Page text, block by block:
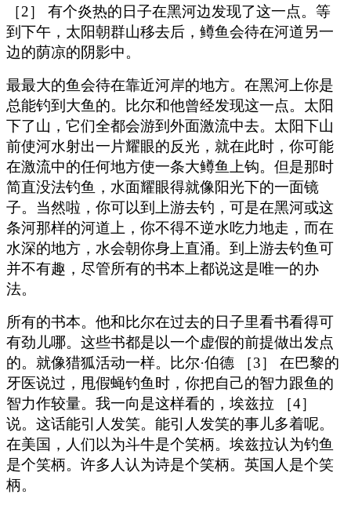
［2］ 有个炎热的日子在黑河边发现了这一点。等
到下午，太阳朝群山移去后，鳟鱼会待在河道另一
边的荫凉的阴影中。
最最大的鱼会待在靠近河岸的地方。在黑河上你是
总能钓到大鱼的。比尔和他曾经发现这一点。太阳
下了山，它们全都会游到外面激流中去。太阳下山
前使河水射出一片耀眼的反光，就在此时，你可能
在激流中的任何地方使一条大鳟鱼上钩。但是那时
简直没法钓鱼，水面耀眼得就像阳光下的一面镜
子。当然啦，你可以到上游去钓，可是在黑河或这
条河那样的河道上，你不得不逆水吃力地走，而在
水深的地方，水会朝你身上直涌。到上游去钓鱼可
并不有趣，尽管所有的书本上都说这是唯一的办
法。
所有的书本。他和比尔在过去的日子里看书看得可
有劲儿哪。这些书都是以一个虚假的前提做出发点
的。就像猎狐活动一样。比尔·伯德 ［3］ 在巴黎的
牙医说过，甩假蝇钓鱼时，你把自己的智力跟鱼的
智力作较量。我一向是这样看的，埃兹拉 ［4］
说。这话能引人发笑。能引人发笑的事儿多着呢。
在美国，人们以为斗牛是个笑柄。埃兹拉认为钓鱼
是个笑柄。许多人认为诗是个笑柄。英国人是个笑
柄。